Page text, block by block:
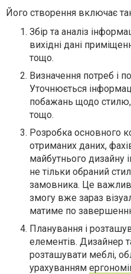
Його створення включає
Збір та аналіз
вихідні дані
тощо.
Визначення потреб і
Уточнюється
побажань щодо
тощо.
Розробка основного
отриманих даних,
майбутнього дизайну
не тільки обраний
замовника. Це
змогу вже зараз
матиме по
Планування і
елементів. Дизайнер
розташувати меблі,
урахуванням